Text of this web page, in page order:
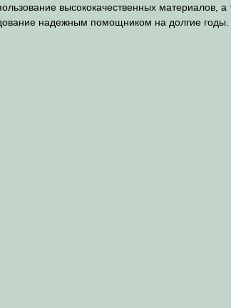
высококачественных материалов,
надежным помощником на долгие годы.